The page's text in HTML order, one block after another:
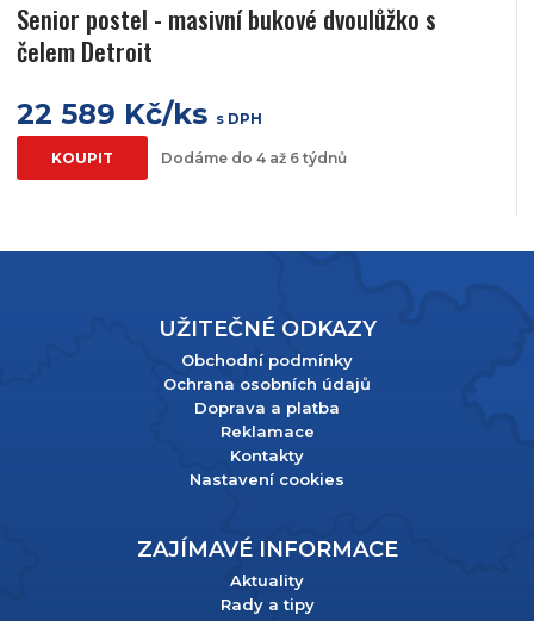
Senior postel - masivní bukové dvoulůžko s
čelem Detroit
22 589 Kč/ks s DPH
KOUPIT Dodáme do 4 až 6 týdnů
UŽITEČNÉ ODKAZY
Obchodní podmínky
Ochrana osobních údajů
Doprava a platba
Reklamace
Kontakty
Nastavení cookies
ZAJÍMAVÉ INFORMACE
Aktuality
Rady a tipy